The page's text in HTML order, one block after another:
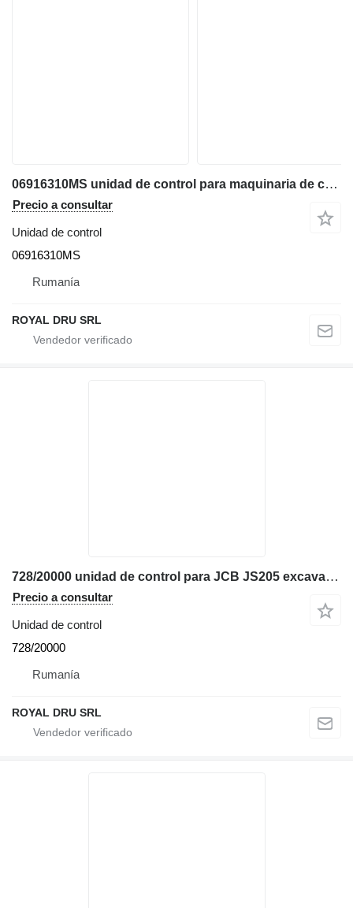
06916310MS unidad de control para maquinaria de construcción
Precio a consultar
Unidad de control
06916310MS
Rumanía
ROYAL DRU SRL
728/20000 unidad de control para JCB JS205 excavadora
Precio a consultar
Unidad de control
728/20000
Rumanía
ROYAL DRU SRL